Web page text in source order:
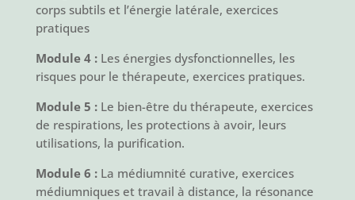
corps subtils et l’énergie latérale, exercices
pratiques
Module 4 :Les énergies dysfonctionnelles, les
risques pour le thérapeute, exercices pratiques.
Module 5 :Le bien-être du thérapeute, exercices
de respirations, les protections à avoir, leurs
utilisations, la purification.
Module 6 :La médiumnité curative, exercices
médiumniques et travail à distance, la résonance